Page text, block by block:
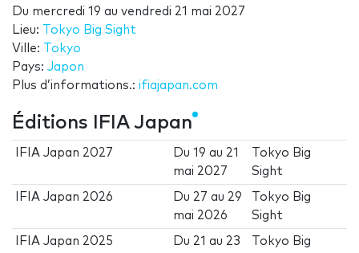
Du mercredi 19 au vendredi 21 mai 2027
Lieu:
Tokyo Big Sight
Ville:
Tokyo
Pays: Japon
Plus d’informations.: ifiajapan.com
Éditions IFIA Japan
IFIA Japan 2027 Du19 au 21
mai 2027
Tokyo Big
Sight
IFIA Japan 2026 Du 27 au 29
mai 2026
Tokyo Big
Sight
IFIA Japan 2025 Du 21 au 23
Tokyo Big